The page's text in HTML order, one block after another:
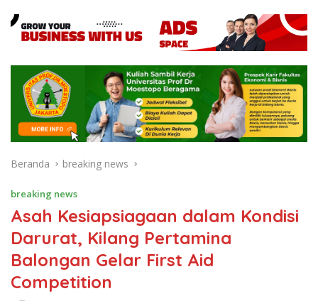
Beranda breaking news
breaking news
Asah Kesiapsiagaan dalam Kondisi
Darurat, Kilang Pertamina
Balongan Gelar First Aid
Competition